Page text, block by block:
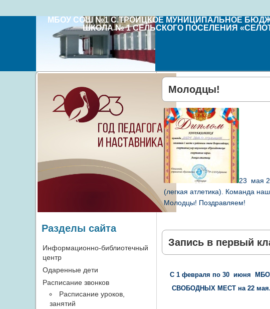
МБОУ СОШ №1 С.ТРОИЦКОЕ МУНИЦИПАЛЬНОЕ
ШКОЛА № 1 СЕЛЬСКОГО ПОСЕЛЕНИЯ
Молодцы!
23 мая
(легкая атлетика). Команда
Молодцы! Поздравляем!
Запись в первый
С 1 февраля по 30 июня
СВОБОДНЫХ МЕСТ на 22 мая.
Разделы сайта
Информационно-библиотечный
центр
Одаренные дети
Расписание звонков
Расписание уроков,
занятий